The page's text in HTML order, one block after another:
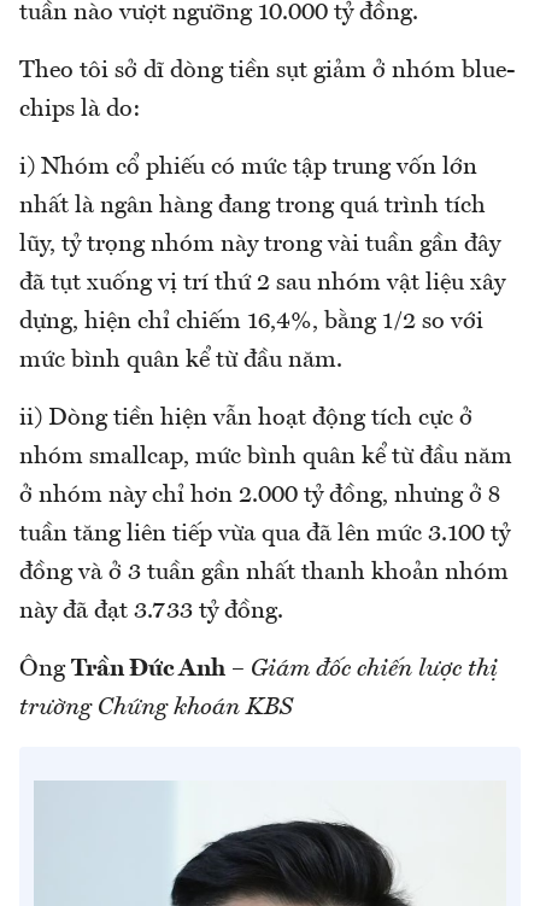
tuần nào vượt ngưỡng 10.000 tỷ đồng.
Theo tôi sở dĩ dòng tiền sụt giảm ở nhóm blue-
chips là do:
i) Nhóm cổ phiếu có mức tập trung vốn lớn
nhất là ngân hàng đang trong quá trình tích
lũy, tỷ trọng nhóm này trong vài tuần gần đây
đã tụt xuống vị trí thứ 2 sau nhóm vật liệu xây
dựng, hiện chỉ chiếm 16,4%, bằng 1/2 so với
mức bình quân kể từ đầu năm.
ii) Dòng tiền hiện vẫn hoạt động tích cực ở
nhóm smallcap, mức bình quân kể từ đầu năm
ở nhóm này chỉ hơn 2.000 tỷ đồng, nhưng ở 8
tuần tăng liên tiếp vừa qua đã lên mức 3.100 tỷ
đồng và ở 3 tuần gần nhất thanh khoản nhóm
này đã đạt 3.733 tỷ đồng.
Ông Trần Đức Anh – Giám đốc chiến lược thị
trường Chứng khoán KBS